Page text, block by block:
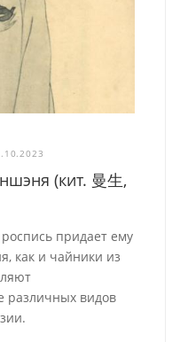
(кит. 曼生,
придает ему
как и чайники из
различных видов